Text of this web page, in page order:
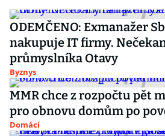
ODEMČENO: Exmanažer
nakupuje IT firmy.
průmyslníka Otavy
Byznys
MMR chce z rozpočtu pět
pro obnovu domům po
Domácí